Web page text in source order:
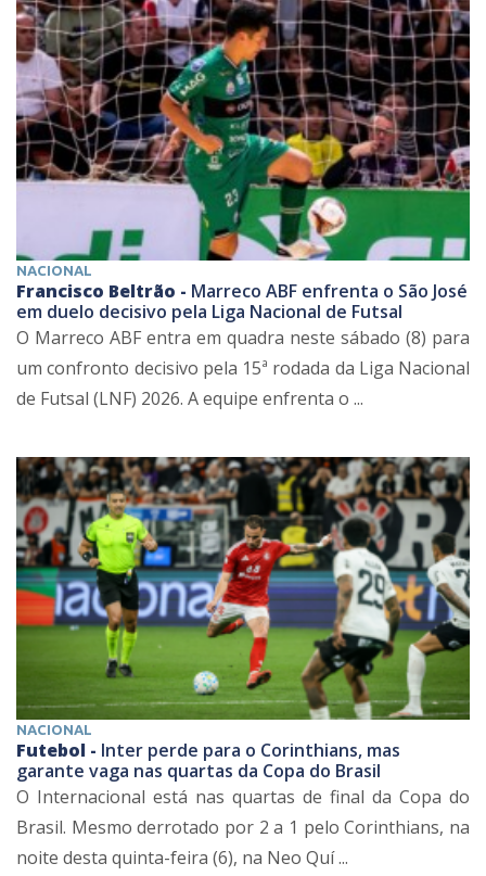
NACIONAL
Francisco Beltrão - Marreco ABF enfrenta o São José
em duelo decisivo pela Liga Nacional de Futsal
O Marreco ABF entra em quadra neste sábado (8) para
um confronto decisivo pela 15ª rodada da Liga Nacional
de Futsal (LNF) 2026. A equipe enfrenta o ...
NACIONAL
Futebol - Inter perde para o Corinthians, mas
garante vaga nas quartas da Copa do Brasil
O Internacional está nas quartas de final da Copa do
Brasil. Mesmo derrotado por 2 a 1 pelo Corinthians, na
noite desta quinta-feira (6), na Neo Quí ...